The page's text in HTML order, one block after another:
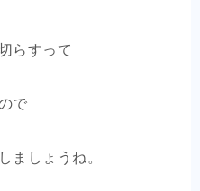
らすって
で
ましょうね。